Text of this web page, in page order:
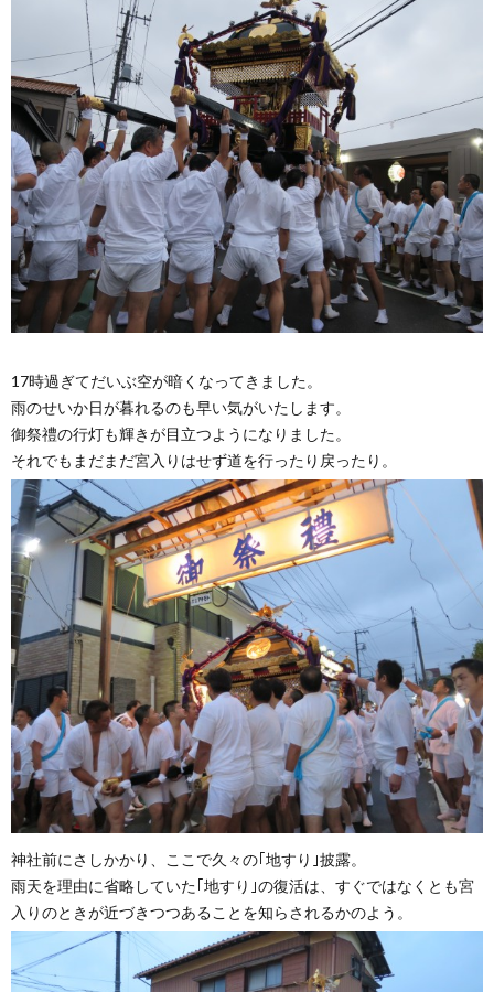
17時過ぎてだいぶ空が暗くなってきました。
雨のせいか日が暮れるのも早い気がいたします。
御祭禮の行灯も輝きが目立つようになりました。
それでもまだまだ宮入りはせず道を行ったり戻ったり。
神社前にさしかかり、ここで久々の｢地すり｣披露。
雨天を理由に省略していた｢地すり｣の復活は、すぐではなくとも宮
入りのときが近づきつつあることを知らされるかのよう。